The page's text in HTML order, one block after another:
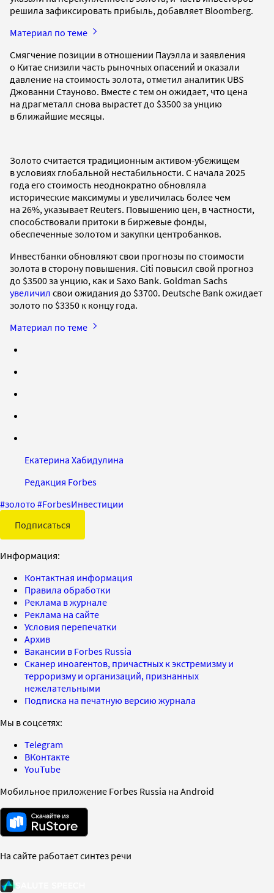
решила зафиксировать прибыль, добавляет Bloomberg.
Материал по теме
Смягчение позиции в отношении Пауэлла и заявления
о Китае снизили часть рыночных опасений и оказали
давление на стоимость золота, отметил аналитик UBS
Джованни Стауново. Вместе с тем он ожидает, что цена
на драгметалл снова вырастет до $3500 за унцию
в ближайшие месяцы.
Золото считается традиционным активом-убежищем
в условиях глобальной нестабильности. С начала 2025
года его стоимость неоднократно обновляла
исторические максимумы и увеличилась более чем
на 26%, указывает Reuters. Повышению цен, в частности,
способствовали притоки в биржевые фонды,
обеспеченные золотом и закупки центробанков.
Инвестбанки обновляют свои прогнозы по стоимости
золота в сторону повышения. Citi повысил свой прогноз
до $3500 за унцию, как и Saxo Bank. Goldman Sachs
увеличил свои ожидания до $3700. Deutsche Bank ожидает
золото по $3350 к концу года.
Материал по теме
Екатерина Хабидулина
Редакция Forbes
#золото #ForbesИнвестиции
Подписаться
Информация:
Контактная информация
Правила обработки
Реклама в журнале
Реклама на сайте
Условия перепечатки
Архив
Вакансии в Forbes Russia
Сканер иноагентов, причастных к экстремизму и
терроризму и организаций, признанных
нежелательными
Подписка на печатную версию журнала
Мы в соцсетях:
Telegram
ВКонтакте
YouTube
Мобильное приложение Forbes Russia на Android
На сайте работает синтез речи